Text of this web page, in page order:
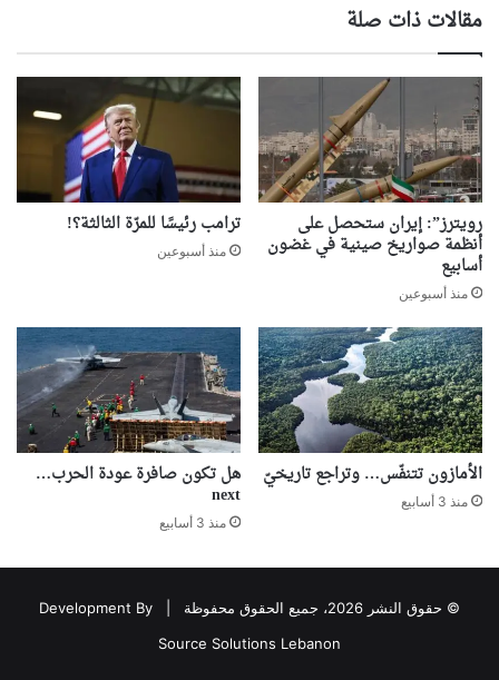
مقالات ذات صلة
رويترز”: إيران ستحصل على
أنظمة صواريخ صينية في غضون
أسابيع
منذ أسبوعين
ترامب رئيسًا للمرّة الثالثة؟!
منذ أسبوعين
الأمازون تتنفّس… وتراجع تاريخيّ
منذ 3 أسابيع
هل تكون صافرة عودة الحرب…
next
منذ 3 أسابيع
© حقوق النشر 2026، جميع الحقوق محفوظة |
Development By
Source Solutions Lebanon